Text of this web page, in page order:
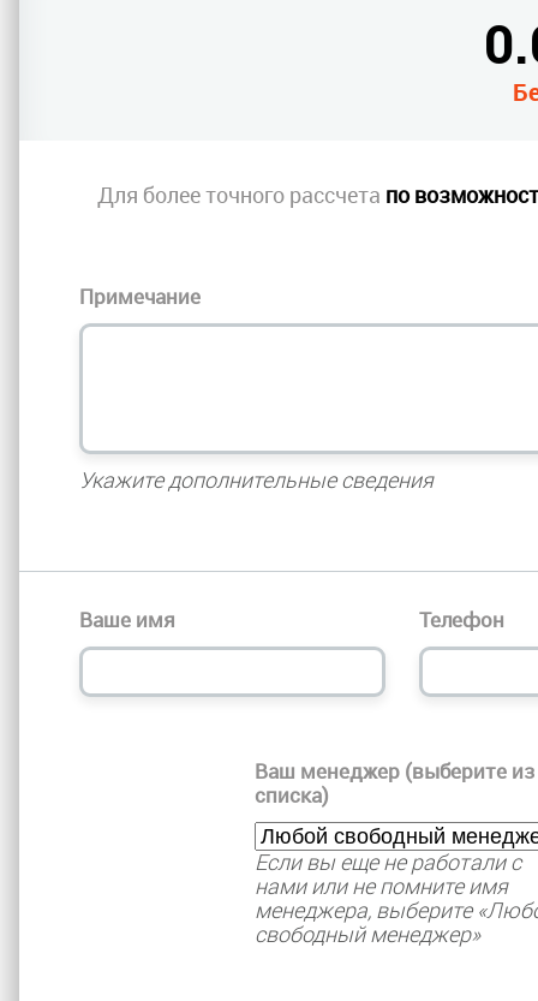
Для более точного рассчета по
Примечание
Укажите дополнительные сведения
Ваше имя Телефон
Ваш менеджер (выберите из
списка)
Если вы еще не работали с
нами или не помните имя
менеджера, выберите
свободный менеджер»